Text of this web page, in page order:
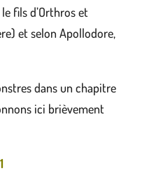
fils d’Orthros et
et selon Apollodore,
dans un chapitre
ici brièvement